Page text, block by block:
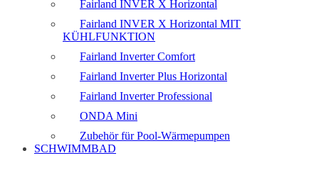
Fairland INVER X Horizontal
Fairland INVER X Horizontal MIT
KÜHLFUNKTION
Fairland Inverter Comfort
Fairland Inverter Plus Horizontal
Fairland Inverter Professional
ONDA Mini
Zubehör für Pool-Wärmepumpen
SCHWIMMBAD